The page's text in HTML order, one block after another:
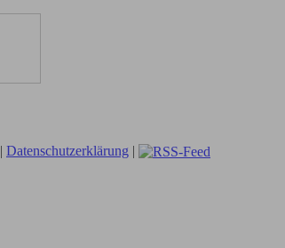
| Datenschutzerklärung |